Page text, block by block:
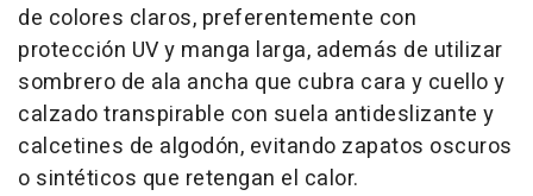
de colores claros, preferentemente con
protección UV y manga larga, además de utilizar
sombrero de ala ancha que cubra cara y cuello y
calzado transpirable con suela antideslizante y
calcetines de algodón, evitando zapatos oscuros
o sintéticos que retengan el calor.